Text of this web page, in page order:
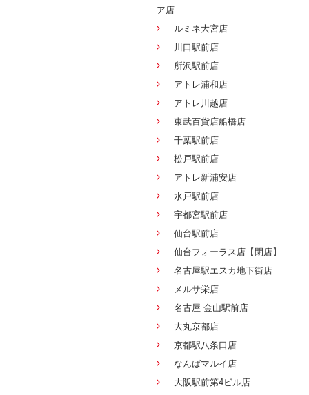
ア店
ルミネ大宮店
川口駅前店
所沢駅前店
アトレ浦和店
アトレ川越店
東武百貨店船橋店
千葉駅前店
松戸駅前店
アトレ新浦安店
水戸駅前店
宇都宮駅前店
仙台駅前店
仙台フォーラス店【閉店】
名古屋駅エスカ地下街店
メルサ栄店
名古屋 金山駅前店
大丸京都店
京都駅八条口店
なんばマルイ店
大阪駅前第4ビル店